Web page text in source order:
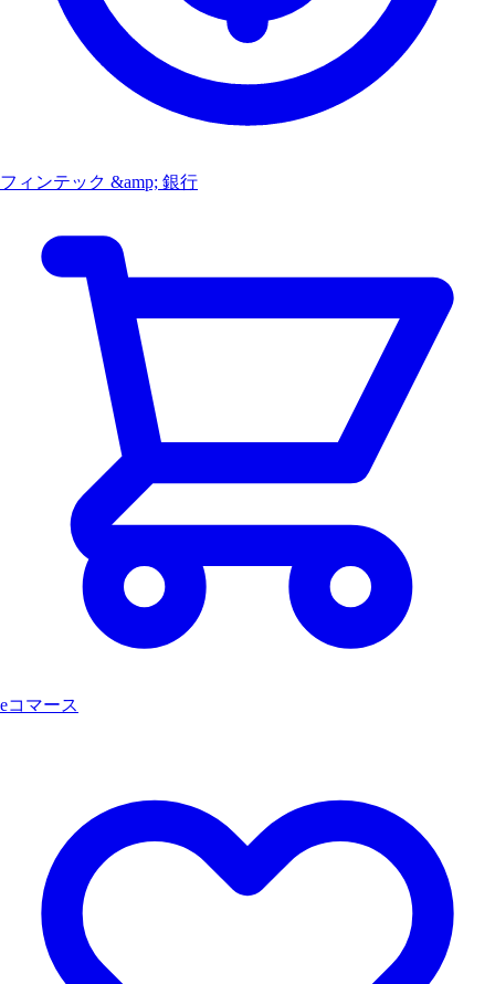
フィンテック &amp; 銀行
eコマース